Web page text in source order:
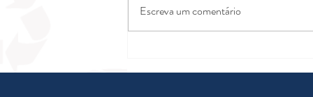
pisos plásticos
Escreva um comentário